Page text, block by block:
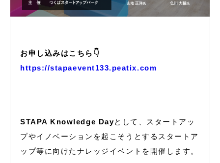
お申し込みはこちら👇
https://stapaevent133.peatix.com
STAPA Knowledge Dayとして、スタートアッ
プやイノベーションを起こそうとするスタートア
ップ等に向けたナレッジイベントを開催します。